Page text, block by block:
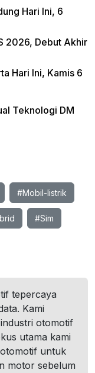
Hari Ini, 6
2026, Debut Akhir
Hari Ini, Kamis 6
Teknologi DM
#Mobil-listrik
#Sim
tepercaya
Kami
otomotif
utama kami
untuk
motor sebelum